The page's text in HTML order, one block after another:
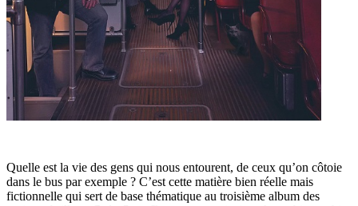
Quelle est la vie des gens qui nous entourent, de ceux qu’on côtoie
dans le bus par exemple ? C’est cette matière bien réelle mais
fictionnelle qui sert de base thématique au troisième album des